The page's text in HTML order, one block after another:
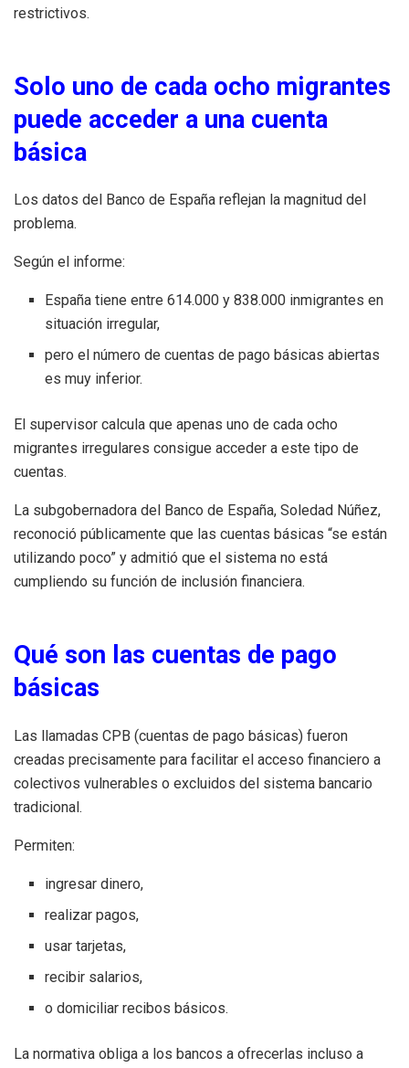
restrictivos.
Solo uno de cada ocho migrantes
puede acceder a una cuenta
básica
Los datos del Banco de España reflejan la magnitud del
problema.
Según el informe:
España tiene entre 614.000 y 838.000 inmigrantes en
situación irregular,
pero el número de cuentas de pago básicas abiertas
es muy inferior.
El supervisor calcula que apenas uno de cada ocho
migrantes irregulares consigue acceder a este tipo de
cuentas.
La subgobernadora del Banco de España, Soledad Núñez,
reconoció públicamente que las cuentas básicas “se están
utilizando poco” y admitió que el sistema no está
cumpliendo su función de inclusión financiera.
Qué son las cuentas de pago
básicas
Las llamadas CPB (cuentas de pago básicas) fueron
creadas precisamente para facilitar el acceso financiero a
colectivos vulnerables o excluidos del sistema bancario
tradicional.
Permiten:
ingresar dinero,
realizar pagos,
usar tarjetas,
recibir salarios,
o domiciliar recibos básicos.
La normativa obliga a los bancos a ofrecerlas incluso a